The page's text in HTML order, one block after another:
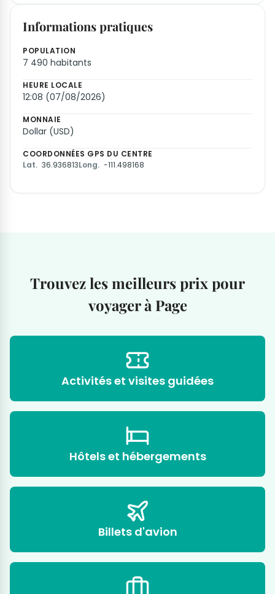
Informations pratiques
POPULATION
7 490 habitants
HEURE LOCALE
12:08 (07/08/2026)
MONNAIE
Dollar (USD)
COORDONNÉES GPS DU CENTRE
Lat. 36.936813Long. -111.498168
Trouvez les meilleurs prix pour
voyager à Page
Activités et visites guidées
Hôtels et hébergements
Billets d'avion